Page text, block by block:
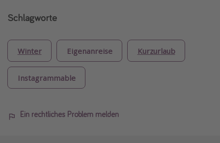
Schlagworte
Winter Eigenanreise Kurzurlaub
Instagrammable
Ein rechtliches Problem melden